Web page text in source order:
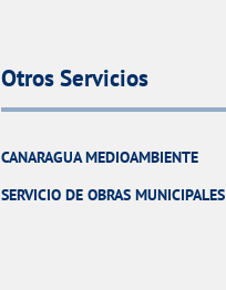
Otros Servicios
CANARAGUA MEDIOAMBIENTE
SERVICIO DE OBRAS MUNICIPALES